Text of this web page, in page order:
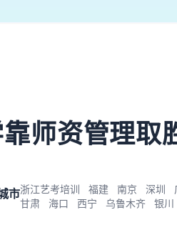
师资管理取
市浙江艺考培训 福建 南京 深圳
甘肃
海口 西宁 乌鲁木齐 银川